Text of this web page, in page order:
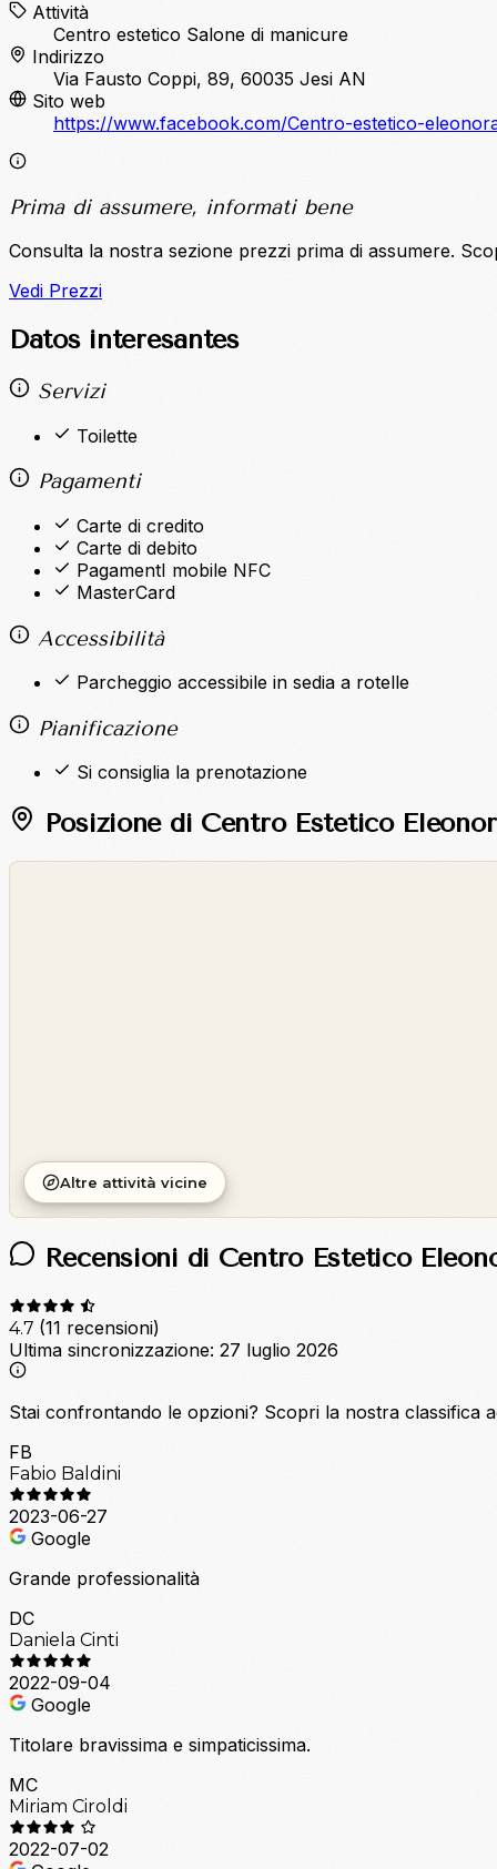
Attività
Centro estetico Salone di manicure
Indirizzo
Via Fausto Coppi, 89, 60035 Jesi AN
Sito web
https://www.facebook.com/Centro-estetico-
Prima di assumere, informati bene
Consulta la nostra sezione prezzi prima di assumere.
Vedi Prezzi
Datos interesantes
Servizi
Toilette
Pagamenti
Carte di credito
Carte di debito
PagamentI mobile NFC
MasterCard
Accessibilità
Parcheggio accessibile in sedia a rotelle
Pianificazione
Si consiglia la prenotazione
Posizione di Centro Estetico
Altre attività vicine
Recensioni di Centro Estetico
4.7 (11 recensioni)
Ultima sincronizzazione: 27 luglio 2026
Stai confrontando le opzioni? Scopri la nostra classifica
FB
Fabio Baldini
2023-06-27
Google
Grande professionalità
DC
Daniela Cinti
2022-09-04
Google
Titolare bravissima e simpaticissima.
MC
Miriam Ciroldi
2022-07-02